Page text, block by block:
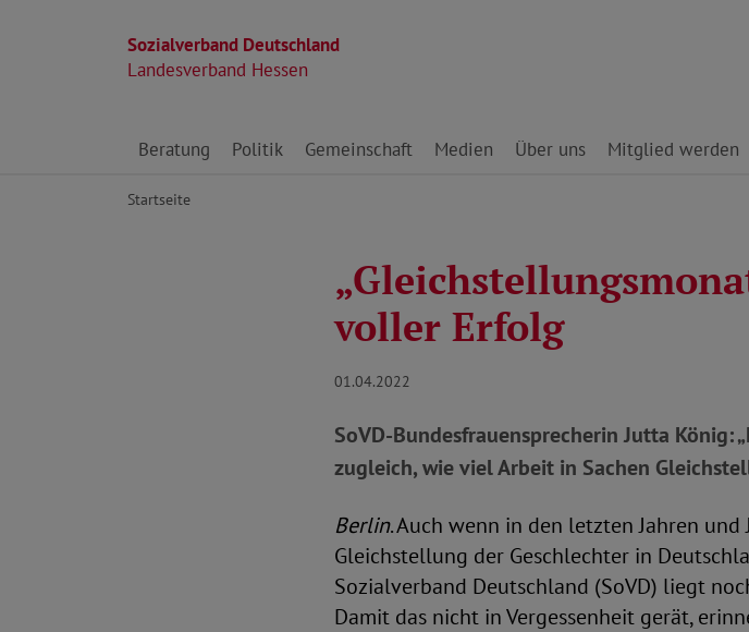
Sozialverband Deutschland
Landesverband Hessen
Direkt zu den Inhalten springen
Beratung Politik Gemeinschaft Medien Über uns Mitglied werden
Startseite
voller Erfolg
01.04.2022
SoVD-Bundesfrauensprecherin Jutta König:
zugleich, wie viel Arbeit in Sachen
Berlin. Auch wenn in den letzten Jahren
Gleichstellung der Geschlechter in
Sozialverband Deutschland (SoVD) liegt
Damit das nicht in Vergessenheit gerät,